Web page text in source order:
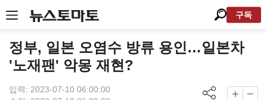
구독
정부, 일본 오염수 방류 용인…일본차
'노재팬' 악몽 재현?
입력: 2023-07-10 06:00:00